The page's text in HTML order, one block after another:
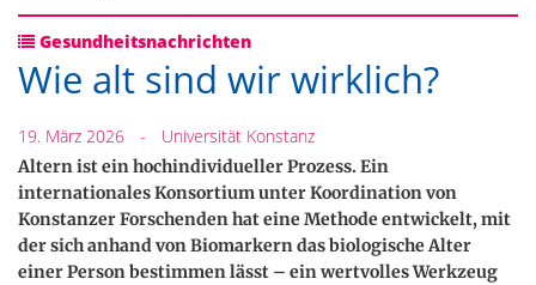
Gesundheitsnachrichten
Wie alt sind wir wirklich?
19. März 2026 - Universität Konstanz
Altern ist ein hochindividueller Prozess. Ein
internationales Konsortium unter Koordination von
Konstanzer Forschenden hat eine Methode entwickelt, mit
der sich anhand von Biomarkern das biologische Alter
einer Person bestimmen lässt – ein wertvolles Werkzeug